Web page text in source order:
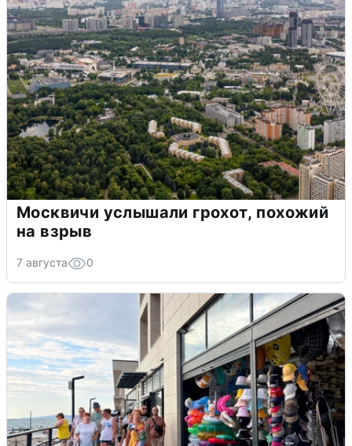
Москвичи услышали грохот, похожий
на взрыв
7 августа 0